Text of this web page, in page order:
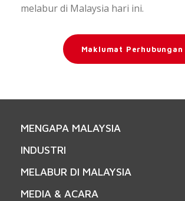
melabur di Malaysia hari ini.
Maklumat Perhubungan
MENGAPA MALAYSIA
INDUSTRI
MELABUR DI MALAYSIA
MEDIA & ACARA